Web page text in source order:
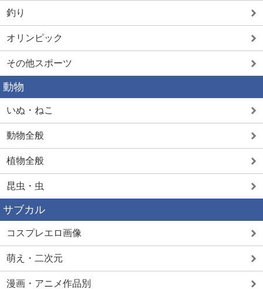
釣り
オリンピック
その他スポーツ
動物
いぬ・ねこ
動物全般
植物全般
昆虫・虫
サブカル
コスプレエロ画像
萌え・二次元
漫画・アニメ作品別